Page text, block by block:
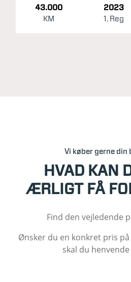
43.000
KM
2023
1. Reg
Vi køber gerne din
HVAD KAN
ÆRLIGT FÅ
Find den vejledende
Ønsker du en konkret pris
skal du